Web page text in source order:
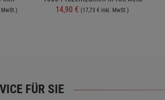
14,90 € (17,73 € inkl. MwSt.)
FÜR SIE